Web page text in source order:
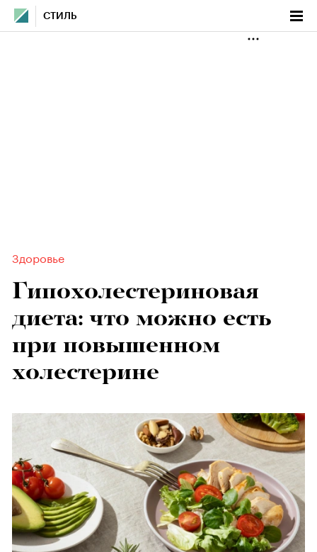
СТИЛЬ
Здоровье
Гипохолестериновая
диета: что можно есть
при повышенном
холестерине